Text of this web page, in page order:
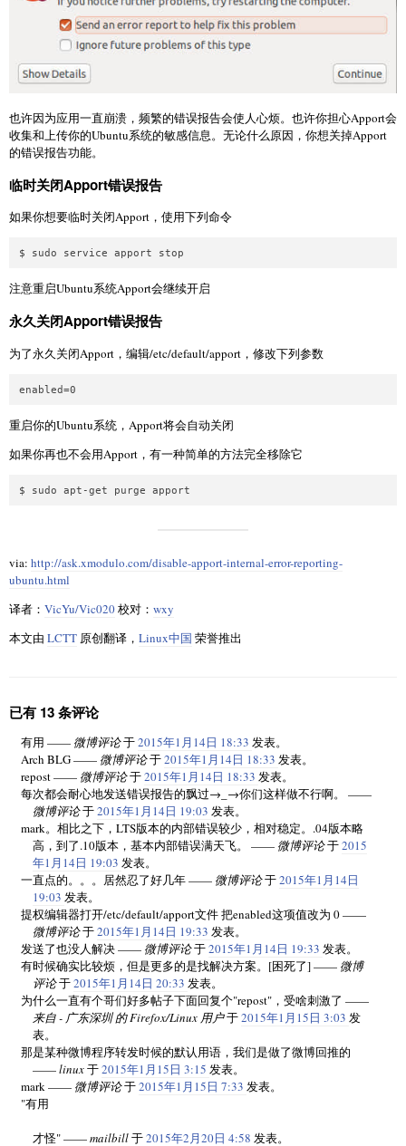
也许因为应用一直崩溃，频繁的错误报告会使人心烦。也许你担心Apport会
收集和上传你的Ubuntu系统的敏感信息。无论什么原因，你想关掉Apport
的错误报告功能。
临时关闭Apport错误报告
如果你想要临时关闭Apport，使用下列命令
注意重启Ubuntu系统Apport会继续开启
永久关闭Apport错误报告
为了永久关闭Apport，编辑/etc/default/apport，修改下列参数
重启你的Ubuntu系统，Apport将会自动关闭
如果你再也不会用Apport，有一种简单的方法完全移除它
via: http://ask.xmodulo.com/disable-apport-internal-error-reporting-
ubuntu.html
译者： VicYu/Vic020校对： wxy
本文由 LCTT 原创翻译， Linux中国 荣誉推出
已有 13 条评论
有用 —— 微博评论于2015年1月14日 18:33 发表。
Arch BLG —— 微博评论于2015年1月14日 18:33 发表。
repost —— 微博评论于2015年1月14日 18:33 发表。
每次都会耐心地发送错误报告的飘过→_→你们这样做不行啊。 ——
微博评论于2015年1月14日 19:03 发表。
mark。相比之下，LTS版本的内部错误较少，相对稳定。.04版本略
高，到了.10版本，基本内部错误满天飞。 —— 微博评论于2015
年1月14日 19:03 发表。
一直点的。。。居然忍了好几年 —— 微博评论于2015年1月14日
19:03 发表。
提权编辑器打开/etc/default/apport文件 把enabled这项值改为 0 ——
微博评论于2015年1月14日 19:33 发表。
发送了也没人解决 —— 微博评论于2015年1月14日 19:33 发表。
有时候确实比较烦，但是更多的是找解决方案。[困死了] —— 微博
评论于2015年1月14日 20:33 发表。
为什么一直有个哥们好多帖子下面回复个"repost"，受啥刺激了 ——
来自 - 广东深圳 的 Firefox/Linux 用户于2015年1月15日 3:03 发
表。
那是某种微博程序转发时候的默认用语，我们是做了微博回推的
——linux于2015年1月15日 3:15 发表。
mark —— 微博评论于2015年1月15日 7:33 发表。
"有用
才怪" ——mailbill于2015年2月20日 4:58 发表。